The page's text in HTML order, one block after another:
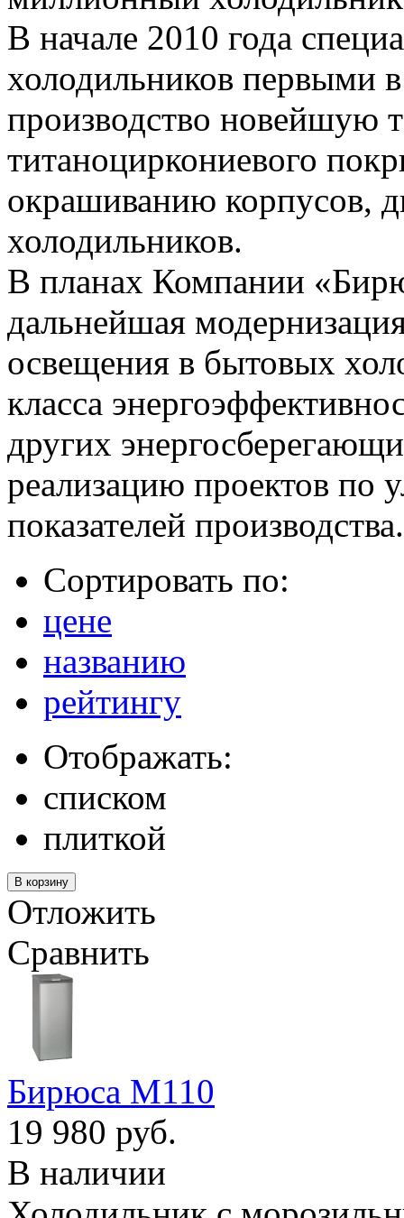
В начале 2010 года
холодильников первыми
производство новейшую
титаноциркониевого
окрашиванию корпусов,
холодильников.
В планах Компании
дальнейшая
освещения в бытовых
класса
других
реализацию проектов по
показателей производства.
Сортировать по:
цене
названию
рейтингу
Отображать:
списком
плиткой
Отложить
Сравнить
Бирюса M110
19 980 руб.
В наличии